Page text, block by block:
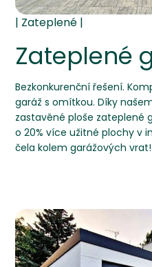
Zateplené
Bezkonkurenční řešení.
garáž s omítkou. Díky
zastavěné ploše zateplené
o 20% více užitné plochy v
čela kolem garážových vrat!